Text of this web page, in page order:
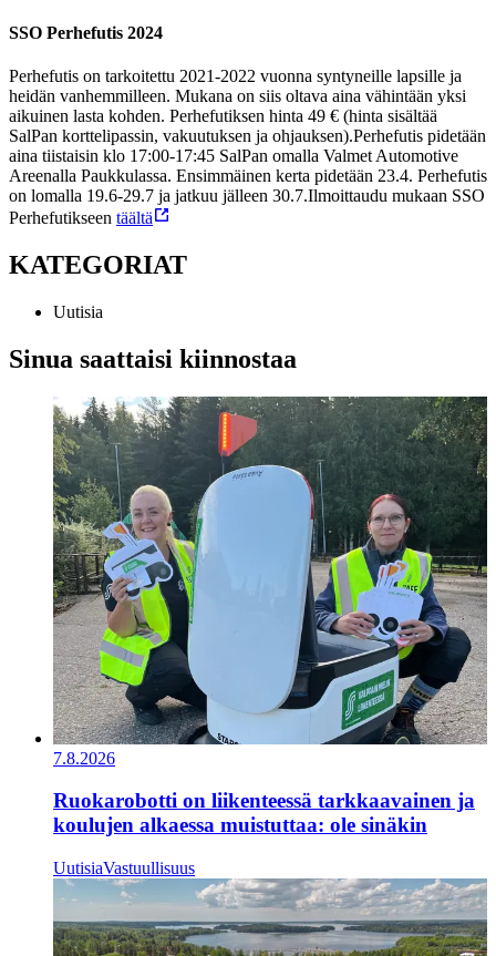
SSO Perhefutis 2024
Perhefutis on tarkoitettu 2021-2022 vuonna syntyneille lapsille ja
heidän vanhemmilleen. Mukana on siis oltava aina vähintään yksi
aikuinen lasta kohden. Perhefutiksen hinta 49 € (hinta sisältää
SalPan korttelipassin, vakuutuksen ja ohjauksen).Perhefutis pidetään
aina tiistaisin klo 17:00-17:45 SalPan omalla Valmet Automotive
Areenalla Paukkulassa. Ensimmäinen kerta pidetään 23.4. Perhefutis
on lomalla 19.6-29.7 ja jatkuu jälleen 30.7.Ilmoittaudu mukaan SSO
Perhefutikseen täältä
KATEGORIAT
Uutisia
Sinua saattaisi kiinnostaa
7.8.2026
Ruokarobotti on liikenteessä tarkkaavainen ja
koulujen alkaessa muistuttaa: ole sinäkin
UutisiaVastuullisuus